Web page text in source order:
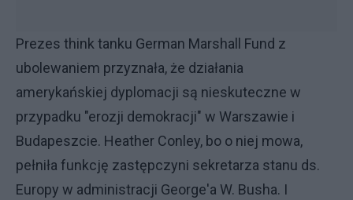
Prezes think tanku German Marshall Fund z
ubolewaniem przyznała, że działania
amerykańskiej dyplomacji są nieskuteczne w
przypadku "erozji demokracji" w Warszawie i
Budapeszcie. Heather Conley, bo o niej mowa,
pełniła funkcję zastępczyni sekretarza stanu ds.
Europy w administracji George'a W. Busha. I